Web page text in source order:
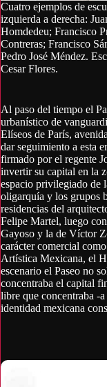
Cuatro ejemplos de
izquierda a derecha:
Homdedeu; Francisco
Contreras; Francisco
Pedro José Méndez.
Cesar Flores.
Al paso del tiempo el
urbanístico de
Elíseos de París,
dar seguimiento a esta
firmado por el regente
invertir su capital en la
espacio privilegiado de
oligarquía y los grupos
residencias del
Felipe Martel, luego
Gayoso y la de Víctor
carácter comercial
Artística Mexicana, el
escenario el Paseo no
concentraba el capital
libre que concentraba -
identidad mexicana